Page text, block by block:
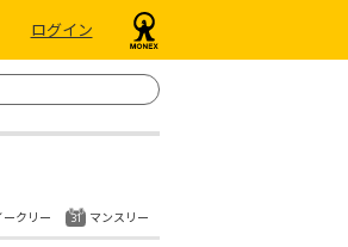
ログイン
ークリー マンスリー